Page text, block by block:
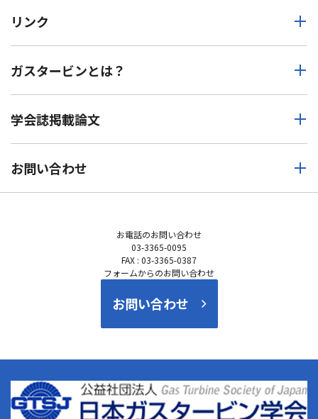
お電話のお問い合わせ
03-3365-0095
FAX : 03-3365-0387
フォームからのお問い合わせ
お問い合わせ
リンク
ガスタービンとは？
学会誌掲載論文
お問い合わせ